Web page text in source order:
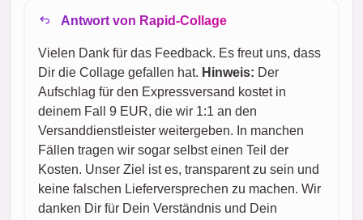
Antwort von Rapid-Collage
Vielen Dank für das Feedback. Es freut uns, dass
Dir die Collage gefallen hat. Hinweis: Der
Aufschlag für den Expressversand kostet in
deinem Fall 9 EUR, die wir 1:1 an den
Versanddienstleister weitergeben. In manchen
Fällen tragen wir sogar selbst einen Teil der
Kosten. Unser Ziel ist es, transparent zu sein und
keine falschen Lieferversprechen zu machen. Wir
danken Dir für Dein Verständnis und Dein